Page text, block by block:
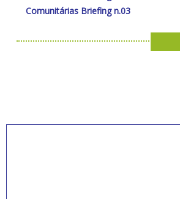
Comunitárias Briefing n.03